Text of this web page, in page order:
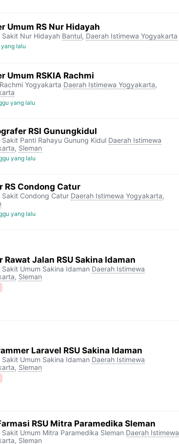
Umum RS Nur Hidayah
Sakit Nur Hidayah Bantul, Daerah Istimewa Yogyakarta
lalu
Umum RSKIA Rachmi
Yogyakarta Daerah Istimewa Yogyakarta,
yang lalu
RSI Gunungkidul
Sakit Panti Rahayu Gunung Kidul Daerah Istimewa
, Sleman
yang lalu
RS Condong Catur
Sakit Condong Catur Daerah Istimewa Yogyakarta,
yang lalu
Rawat Jalan RSU Sakina Idaman
Sakit Umum Sakina Idaman Daerah Istimewa
, Sleman
Laravel RSU Sakina Idaman
Sakit Umum Sakina Idaman Daerah Istimewa
, Sleman
RSU Mitra Paramedika Sleman
Sakit Umum Mitra Paramedika Sleman Daerah Istimewa
, Sleman